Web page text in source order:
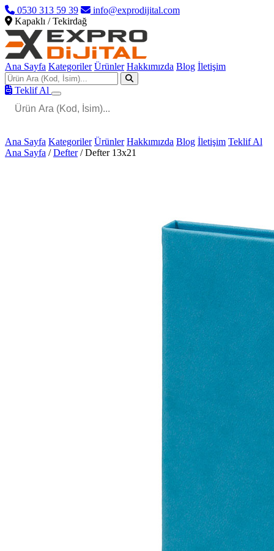
0530 313 59 39
info@exprodijital.com
Kapaklı / Tekirdağ
Ana Sayfa Kategoriler Ürünler Hakkımızda Blog İletişim
Teklif Al
Ana Sayfa Kategoriler Ürünler Hakkımızda Blog İletişim Teklif Al
Ana Sayfa / Defter / Defter 13x21